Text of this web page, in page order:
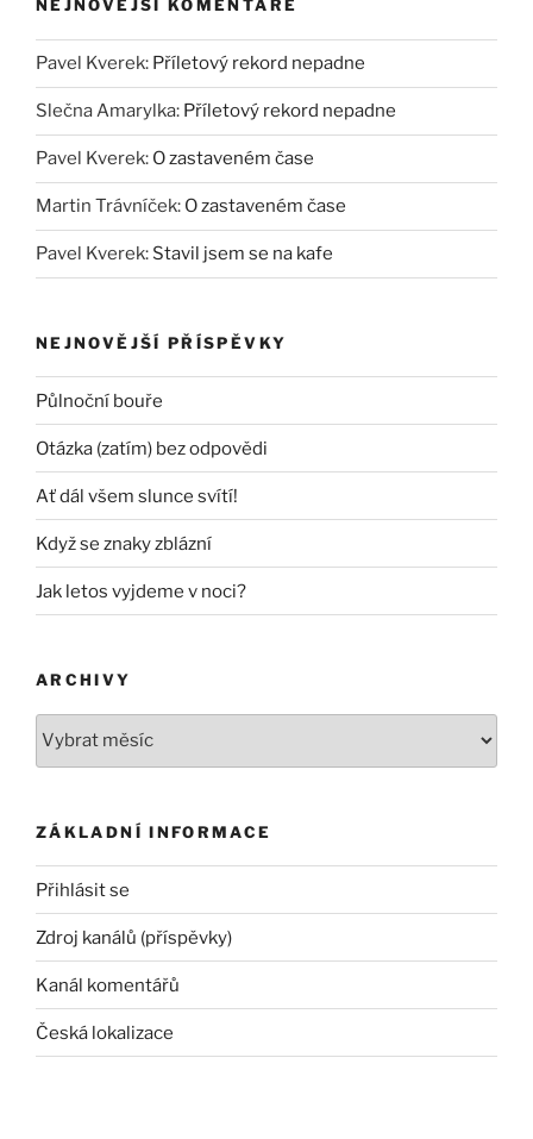
NEJNOVĚJŠÍ KOMENTÁŘE
Pavel Kverek: Příletový rekord nepadne
Slečna Amarylka: Příletový rekord nepadne
Pavel Kverek: O zastaveném čase
Martin Trávníček: O zastaveném čase
Pavel Kverek: Stavil jsem se na kafe
NEJNOVĚJŠÍ PŘÍSPĚVKY
Půlnoční bouře
Otázka (zatím) bez odpovědi
Ať dál všem slunce svítí!
Když se znaky zblázní
Jak letos vyjdeme v noci?
ARCHIVY
ZÁKLADNÍ INFORMACE
Přihlásit se
Zdroj kanálů (příspěvky)
Kanál komentářů
Česká lokalizace